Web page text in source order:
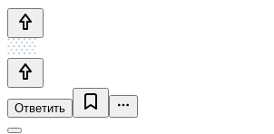
Ответить